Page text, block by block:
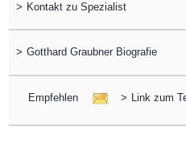
> Kontakt zu Spezialist
> Gotthard Graubner Biografie
Empfehlen > Link zum